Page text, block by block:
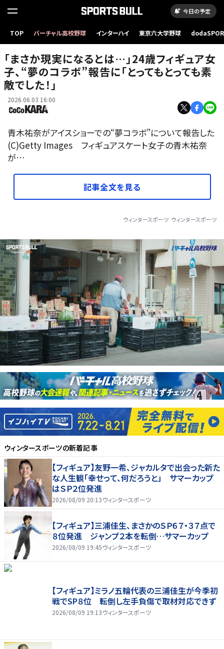
今日の予定
TOP バーチャル高校野球 インターハイ 東京六大学野球
「まさか現実になるとは…」24歳フィギュア女
子、“夢のコラボ”報告に「とってもとっても素
敵でした！」
2026.06.03 16:00
青木祐奈がアイスショーでの“夢コラボ”について報告した
(C)Getty Images フィギュアスケート女子の青木祐奈
が…
記事全文を見る
ウィンタースポーツ ウィンタースポーツ
ウィンタースポーツの新着記事
【フィギュア】友野一希、ジャカルタで出会った新た
な人生観「幸せって、何だろうと」 サマーカップ
はＳＰ２位発進
2026/08/09 20:13ウィンタースポーツ
【フィギュア】三浦佳生、まさかのＳＰ６７・３７点で
８位発進 ジャンプ２本を転倒…サマーカップ
2026/08/09 19:45ウィンタースポーツ
【フィギュア】ミラノ五輪代表の三浦佳生が今季初
戦でSP８位 転倒し左手負傷で取材対応できず
2026/08/09 19:13ウィンタースポーツ